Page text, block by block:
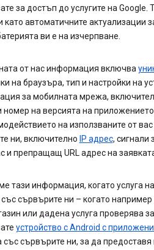
за достъп до услугите на
като автоматичните актуализации
ви е на изчерпване.
от нас информация включва
на браузъра, тип и настройки на
за мобилната мрежа,
номер на версията на
на използваните от
ни, включително IP адрес, сигнали
и препращащ URL адрес на
тази информация, когато услуга
сървърите ни – когато
или дадена услуга проверява
устройство с Android с
със сървърите ни, за да